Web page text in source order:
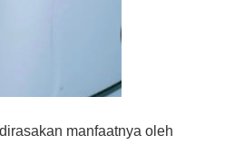
manfaatnya oleh